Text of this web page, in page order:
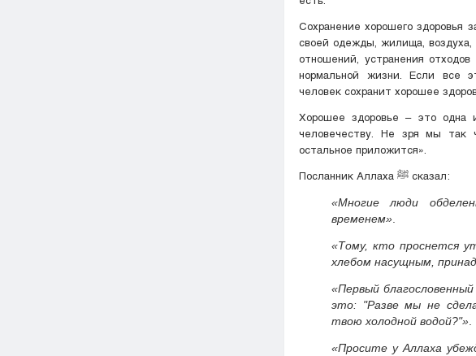
Сохранение хорошего здоровья
своей одежды, жилища, воздуха,
отношений, устранения
нормальной жизни. Если все
человек сохранит хорошее
Хорошее здоровье – это одна
человечеству. Не зря мы так
остальное приложится».
Посланник Аллаха ﷺ сказал:
«Многие люди
временем»
«Тому, кто проснется
хлебом насущным,
«Первый
это: "Разве мы не
твою холодной водой?"»
«Просите у Аллаха